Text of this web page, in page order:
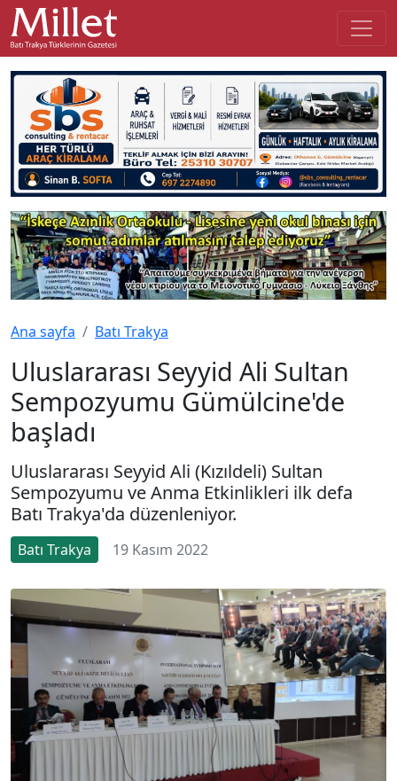
Ana sayfa Batı Trakya
Uluslararası Seyyid Ali Sultan
Sempozyumu Gümülcine'de
başladı
Uluslararası Seyyid Ali (Kızıldeli) Sultan
Sempozyumu ve Anma Etkinlikleri ilk defa
Batı Trakya'da düzenleniyor.
Batı Trakya 19 Kasım 2022